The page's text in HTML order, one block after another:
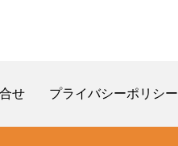
せ プライバシーポリシー